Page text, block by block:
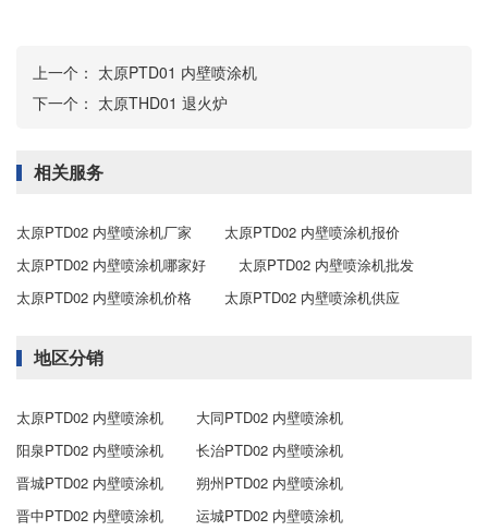
上一个： 太原PTD01 内壁喷涂机
下一个： 太原THD01 退火炉
相关服务
太原PTD02 内壁喷涂机厂家
太原PTD02 内壁喷涂机报价
太原PTD02 内壁喷涂机哪家好
太原PTD02 内壁喷涂机批发
太原PTD02 内壁喷涂机价格
太原PTD02 内壁喷涂机供应
地区分销
太原PTD02 内壁喷涂机
大同PTD02 内壁喷涂机
阳泉PTD02 内壁喷涂机
长治PTD02 内壁喷涂机
晋城PTD02 内壁喷涂机
朔州PTD02 内壁喷涂机
晋中PTD02 内壁喷涂机
运城PTD02 内壁喷涂机